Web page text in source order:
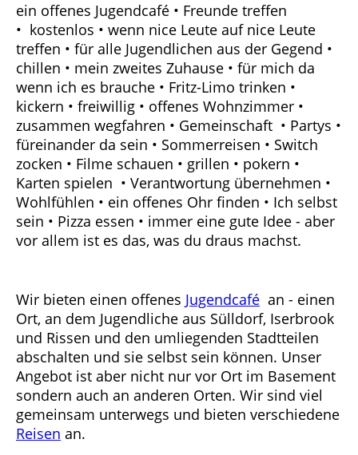
ein offenes Jugendcafé • Freunde treffen
• kostenlos • wenn nice Leute auf nice Leute
treffen • für alle Jugendlichen aus der Gegend •
chillen • mein zweites Zuhause • für mich da
wenn ich es brauche • Fritz-Limo trinken •
kickern • freiwillig • offenes Wohnzimmer •
zusammen wegfahren • Gemeinschaft • Partys •
füreinander da sein • Sommerreisen • Switch
zocken • Filme schauen • grillen • pokern •
Karten spielen • Verantwortung übernehmen •
Wohlfühlen • ein offenes Ohr finden • Ich selbst
sein • Pizza essen • immer eine gute Idee - aber
vor allem ist es das, was du draus machst.
Wir bieten einen offenes Jugendcafé an - einen
Ort, an dem Jugendliche aus Sülldorf, Iserbrook
und Rissen und den umliegenden Stadtteilen
abschalten und sie selbst sein können. Unser
Angebot ist aber nicht nur vor Ort im Basement
sondern auch an anderen Orten. Wir sind viel
gemeinsam unterwegs und bieten verschiedene
Reisen an.